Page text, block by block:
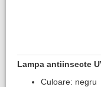
Lampa antiinsecte
Culoare: negru